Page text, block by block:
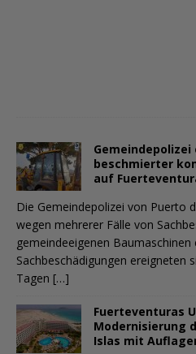
beschmierter
auf
Die Gemeindepolizei von Puerto
wegen mehrerer Fälle von
gemeindeeigenen Baumaschinen
Sachbeschädigungen ereigneten
Tagen […]
Fuerteventuras
Modernisierung
Islas mit